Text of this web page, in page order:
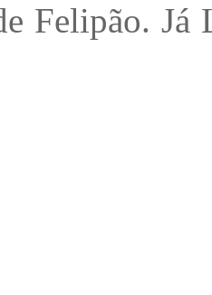
Felipão.